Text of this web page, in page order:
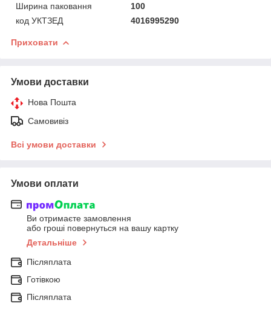
Ширина паковання
100
код УКТЗЕД
4016995290
Приховати
Умови доставки
Нова Пошта
Самовивіз
Всі умови доставки
Умови оплати
Ви отримаєте замовлення
або гроші повернуться на вашу картку
Детальніше
Післяплата
Готівкою
Післяплата